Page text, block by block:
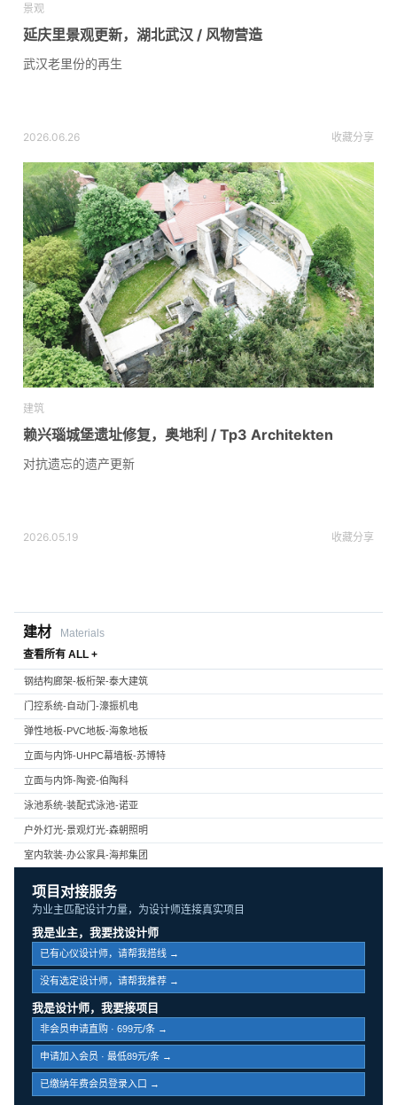
景观
延庆里景观更新，湖北武汉 / 风物营造
武汉老里份的再生
2026.06.26 收藏分享
建筑
赖兴瑙城堡遗址修复，奥地利 / Tp3 Architekten
对抗遗忘的遗产更新
2026.05.19 收藏分享
建材
Materials
查看所有 ALL +
钢结构廊架-板桁架-泰大建筑
门控系统-自动门-濠振机电
弹性地板-PVC地板-海象地板
立面与内饰-UHPC幕墙板-苏博特
立面与内饰-陶瓷-伯陶科
泳池系统-装配式泳池-诺亚
户外灯光-景观灯光-森朝照明
室内软装-办公家具-海邦集团
项目对接服务
为业主匹配设计力量，为设计师连接真实项目
我是业主，我要找设计师
已有心仪设计师，请帮我搭线 →
没有选定设计师，请帮我推荐 →
我是设计师，我要接项目
非会员申请直购 · 699元/条 →
申请加入会员 · 最低89元/条 →
已缴纳年费会员登录入口 →